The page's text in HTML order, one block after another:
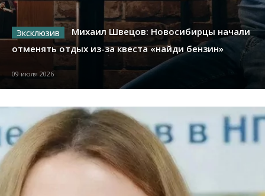
Михаил Швецов: Новосибирцы начали
отменять отдых из-за квеста «найди бензин»
09 июля 2026